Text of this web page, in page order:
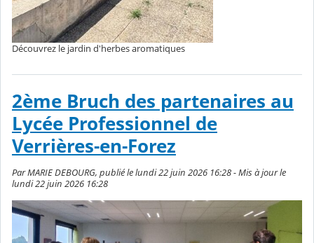
Découvrez le jardin d'herbes aromatiques
2ème Bruch des partenaires au
Lycée Professionnel de
Verrières-en-Forez
Par MARIE DEBOURG, publié le lundi 22 juin 2026 16:28 - Mis à jour le
lundi 22 juin 2026 16:28